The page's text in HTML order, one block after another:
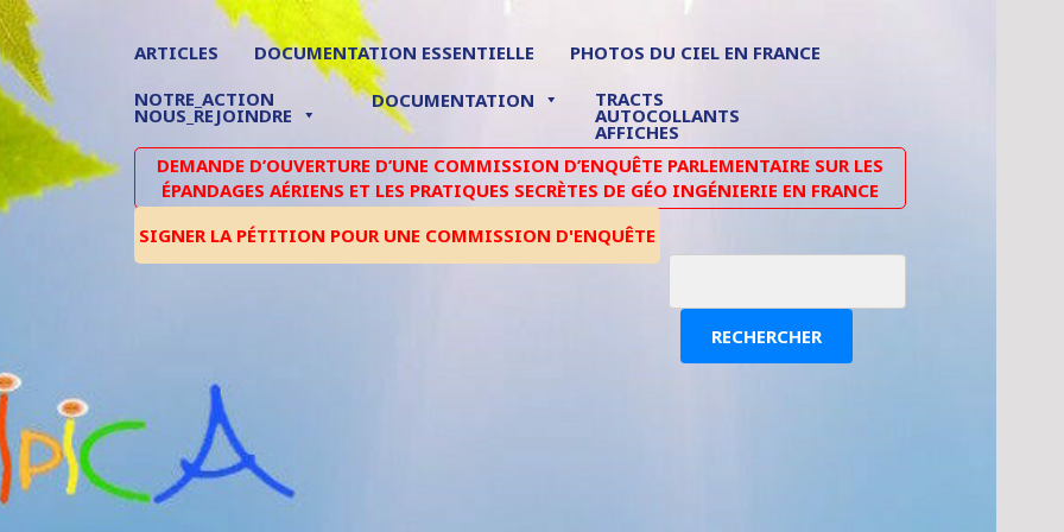
ARTICLES DOCUMENTATION ESSENTIELLE
PHOTOS DU CIEL EN FRANCE
NOTRE_ACTION
NOUS_REJOINDRE
DOCUMENTATION TRACTS
AUTOCOLLANTS
AFFICHES
DEMANDE D’OUVERTURE D’UNE COMMISSION D’ENQUÊTE PARLEMENTAIRE SUR LES
ÉPANDAGES AÉRIENS ET LES PRATIQUES SECRÈTES DE GÉO INGÉNIERIE EN FRANCE
SIGNER LA PÉTITION POUR UNE COMMISSION D'ENQUÊTE
RECHERCHER